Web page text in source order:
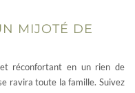
MIJOTÉ DE
réconfortant en un rien de
ravira toute la famille. Suivez